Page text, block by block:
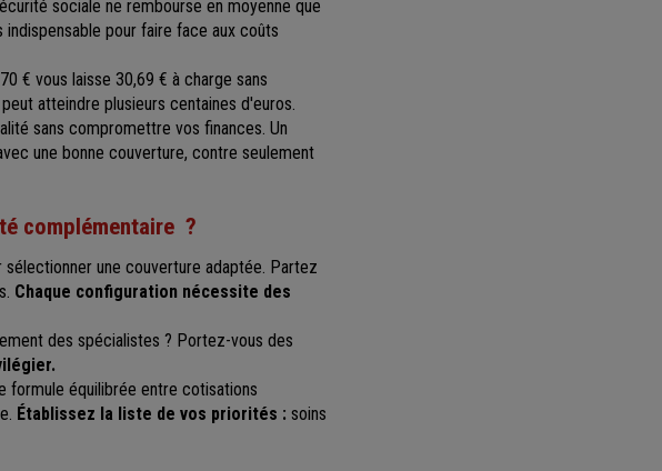
sociale ne rembourse en moyenne que
indispensable pour faire face aux coûts
€ vous laisse 30,69 € à charge sans
atteindre plusieurs centaines d'euros.
sans compromettre vos finances. Un
une bonne couverture, contre seulement
complémentaire ?
une couverture adaptée. Partez
Chaque configuration nécessite des
des spécialistes ? Portez-vous des
formule équilibrée entre cotisations
Établissez la liste de vos priorités : soins